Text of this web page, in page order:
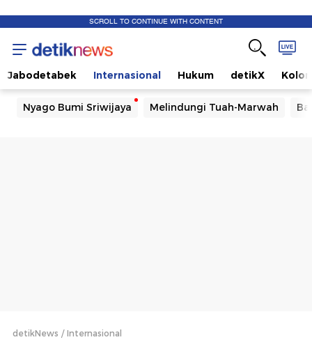
SCROLL TO CONTINUE WITH CONTENT
Jabodetabek Internasional Hukum detikX
Nyago Bumi Sriwijaya Melindungi Tuah-Marwah
detikNews Internasional